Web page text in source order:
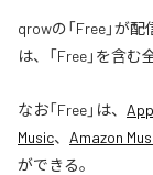
qrowの「Free」が
は、「Free」を含む
なお「Free」は、
Music、 Amazon
ができる。